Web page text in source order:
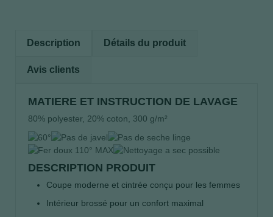
Description Détails du produit
Avis clients
MATIERE ET INSTRUCTION DE LAVAGE
80% polyester, 20% coton, 300 g/m²
DESCRIPTION PRODUIT
Coupe moderne et cintrée conçu pour les femmes
Intérieur brossé pour un confort maximal